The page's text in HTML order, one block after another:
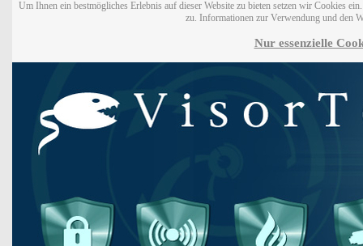
Um Ihnen ein bestmögliches Erlebnis auf dieser Website zu bieten setzen wir Cookies
zu. Informationen zur Verwendung und den
Nur essenzielle